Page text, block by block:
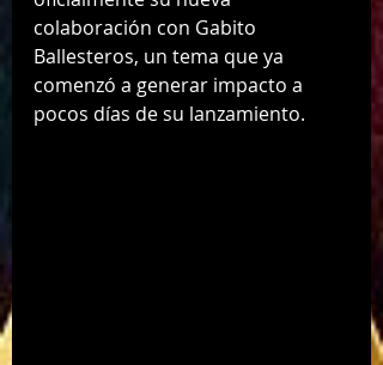
colaboración con Gabito
Ballesteros, un tema que ya
comenzó a generar impacto a
pocos días de su lanzamiento.